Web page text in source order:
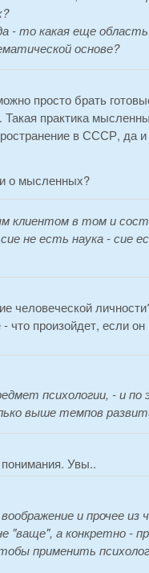
- то какая еще область
основе?
просто брать
практика
в СССР, да
о мысленных?
клиентом в том и
не есть наука - сие
человеческой
что произойдет, если
психологии, - и по
выше темпов
Увы..
и прочее из
"ваще", а конкретно -
применить